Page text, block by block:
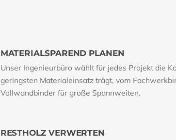
MATERIALSPAREND PLANEN
Unser Ingenieurbüro wählt für jedes Projekt die
geringsten Materialeinsatz trägt, vom
Vollwandbinder für große Spannweiten.
RESTHOLZ VERWERTEN